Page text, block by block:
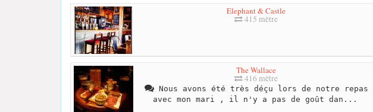
Elephant & Castle
415 mètre
The Wallace
416 mètre
Nous avons été très déçu lors de notre repas
avec mon mari , il n'y a pas de goût dan...